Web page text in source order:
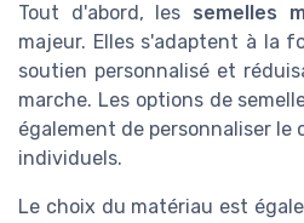
Tout d'abord, les semelles
majeur. Elles s'adaptent à la
soutien personnalisé et
marche. Les options de
également de personnaliser le
individuels.
Le choix du matériau est